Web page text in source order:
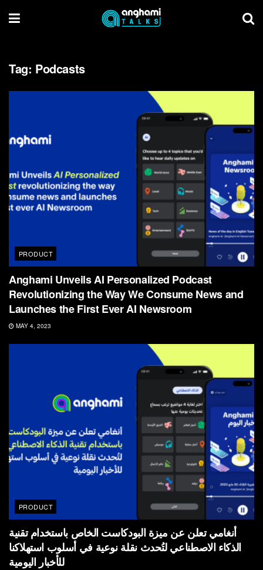
Tag: Podcasts
PRODUCT
Anghami Unveils AI Personalized Podcast
Revolutionizing the Way We Consume News and
Launches the First Ever AI Newsroom
MAY 4, 2023
PRODUCT
أنغامي تعلن عن ميزة البودكاست الخاص باستخدام تقنية
الذكاء الاصطناعي لتُحدث نقلة نوعية في أسلوب استهلاكنا
للأخبار اليومية